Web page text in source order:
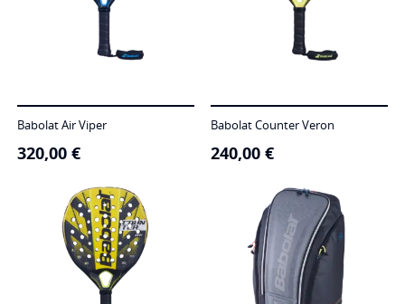
Babolat Air Viper
320,00 €
Babolat Counter Veron
240,00 €